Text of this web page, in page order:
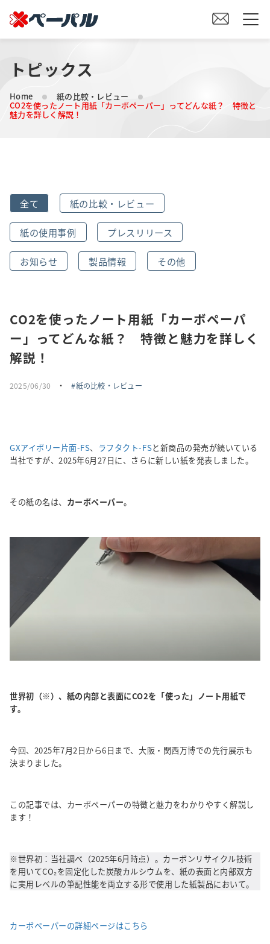
HOME
初めての方へ
会社案内
トピックス
お問い合わせ・エントリー
SNSアカウント
トピックス
Home 紙の比較・レビュー
CO2を使ったノート用紙「カーボペーパー」ってどんな紙？ 特徴と
魅力を詳しく解説！
全て 紙の比較・レビュー
紙の使用事例 プレスリリース
お知らせ 製品情報 その他
CO2を使ったノート用紙「カーボペーパ
ー」ってどんな紙？ 特徴と魅力を詳しく
解説！
2025/06/30 ・ 紙の比較・レビュー
GXアイボリー片面-FS、 ラフタクト-FSと新商品の発売が続いている
当社ですが、2025年6月27日に、さらに新しい紙を発表しました。
その紙の名は、 カーボペーパー。
世界初（※）、紙の内部と表面にCO2を「使った」ノート用紙で
す。
今回、2025年7月2日から6日まで、大阪・関西万博での先行展示も
決まりました。
この記事では、カーボペーパーの特徴と魅力をわかりやすく解説し
ます！
※世界初：当社調べ（2025年6月時点）。カーボンリサイクル技術
を用いてCO₂を固定化した炭酸カルシウムを、紙の表面と内部双方
に実用レベルの筆記性能を両立する形で使用した紙製品において。
カーボペーパーの詳細ページはこちら